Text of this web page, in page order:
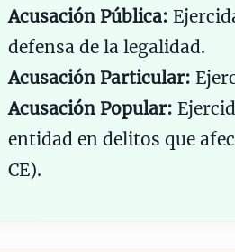
Acusación Pública:
defensa de la legalidad.
Acusación Particular:
Acusación Popular:
entidad en delitos que
CE).